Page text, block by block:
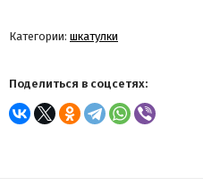
Категории: шкатулки
Поделиться в соцсетях: